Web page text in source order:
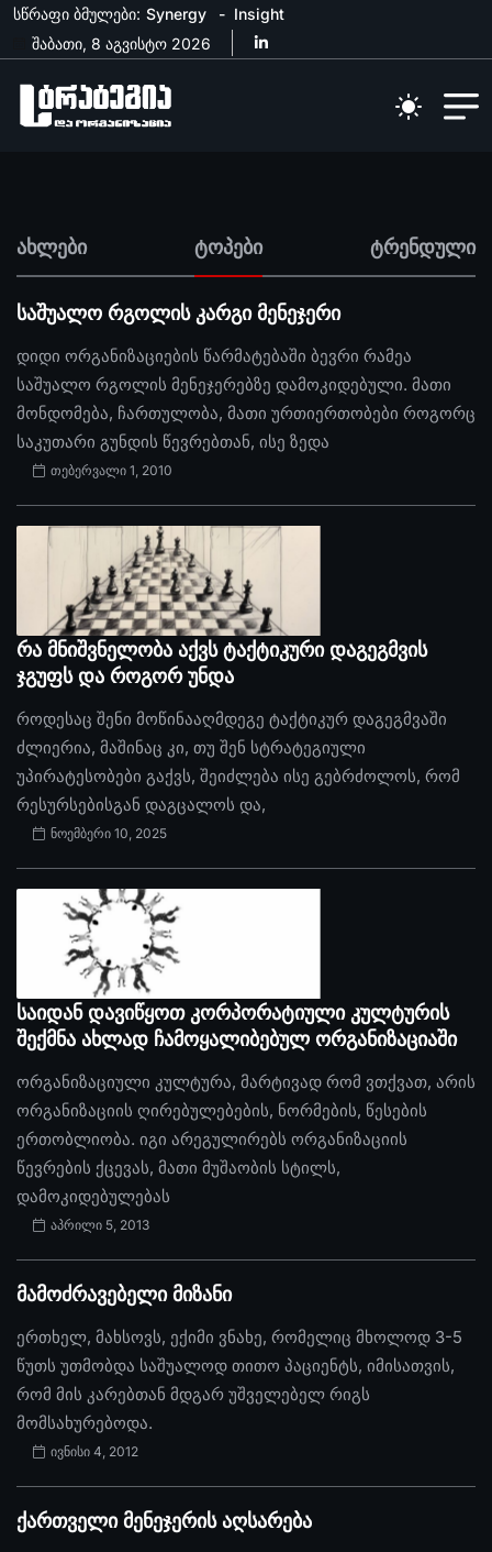
სწრაფი ბმულები: Synergy
Insight
შაბათი, 8 აგვისტო 2026
ახლები ტოპები ტრენდული
საშუალო რგოლის კარგი მენეჯერი
დიდი ორგანიზაციების წარმატებაში ბევრი რამეა
საშუალო რგოლის მენეჯერებზე დამოკიდებული. მათი
მონდომება, ჩართულობა, მათი ურთიერთობები როგორც
საკუთარი გუნდის წევრებთან, ისე ზედა
თებერვალი 1, 2010
რა მნიშვნელობა აქვს ტაქტიკური დაგეგმვის
ჯგუფს და როგორ უნდა
როდესაც შენი მოწინააღმდეგე ტაქტიკურ დაგეგმვაში
ძლიერია, მაშინაც კი, თუ შენ სტრატეგიული
უპირატესობები გაქვს, შეიძლება ისე გებრძოლოს, რომ
რესურსებისგან დაგცალოს და,
ნოემბერი 10, 2025
საიდან დავიწყოთ კორპორატიული კულტურის
შექმნა ახლად ჩამოყალიბებულ ორგანიზაციაში
ორგანიზაციული კულტურა, მარტივად რომ ვთქვათ, არის
ორგანიზაციის ღირებულებების, ნორმების, წესების
ერთობლიობა. იგი არეგულირებს ორგანიზაციის
წევრების ქცევას, მათი მუშაობის სტილს,
დამოკიდებულებას
აპრილი 5, 2013
მამოძრავებელი მიზანი
ერთხელ, მახსოვს, ექიმი ვნახე, რომელიც მხოლოდ 3-5
წუთს უთმობდა საშუალოდ თითო პაციენტს, იმისათვის,
რომ მის კარებთან მდგარ უშველებელ რიგს
მომსახურებოდა.
ივნისი 4, 2012
ქართველი მენეჯერის აღსარება